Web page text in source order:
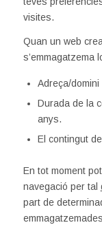
visites.
Quan un web
s’emmagatzema
Adreça/
Durada de la
anys.
El contingut
En tot moment
navegació per tal
part de